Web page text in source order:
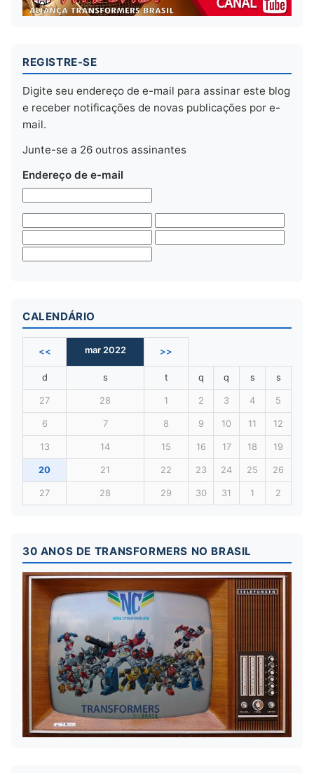
REGISTRE-SE
Digite seu endereço de e-mail para assinar este blog
e receber notificações de novas publicações por e-
mail.
Junte-se a 26 outros assinantes
Endereço de e-mail
CALENDÁRIO
<< mar 2022 >>
d s t q q s s
27 28 1 2 3 4 5
6 7 8 9 10 11 12
13 14 15 16 17 18 19
20 21 22 23 24 25 26
27 28 29 30 31 1 2
30 ANOS DE TRANSFORMERS NO BRASIL